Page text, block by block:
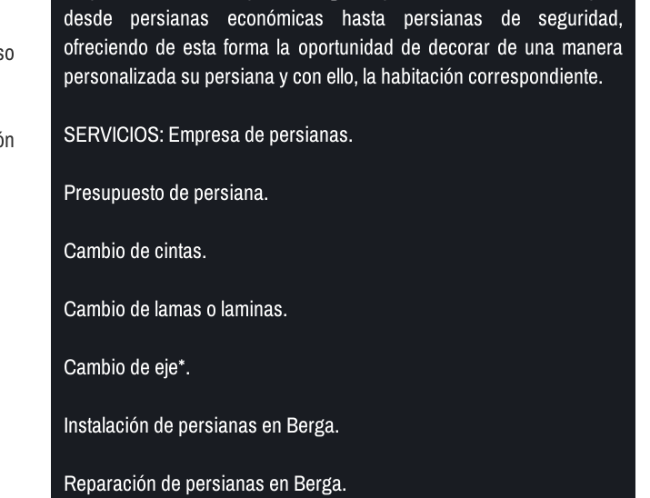
desde persianas económicas hasta persianas de seguridad,
ofreciendo de esta forma la oportunidad de decorar de una manera
personalizada su persiana y con ello, la habitación correspondiente.
SERVICIOS: Empresa de persianas.
Presupuesto de persiana.
Cambio de cintas.
Cambio de lamas o laminas.
Cambio de eje*.
Instalación de persianas en Berga.
Reparación de persianas en Berga.